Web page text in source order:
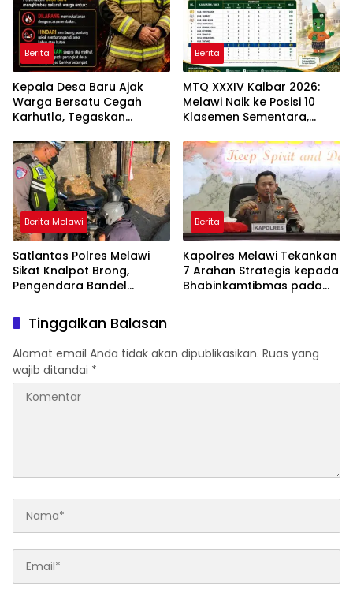
Berita
Kepala Desa Baru Ajak
Warga Bersatu Cegah
Karhutla, Tegaskan
Lahan
Berita
MTQ XXXIV Kalbar 2026:
Melawi Naik ke Posisi 10
Klasemen Sementara,
Peringkat Lebih Baik
Berlanjut
Berita Melawi
Satlantas Polres Melawi
Sikat Knalpot Brong,
Pengendara Bandel
Berita
Kapolres Melawi Tekankan
7 Arahan Strategis kepada
Bhabinkamtibmas pada
Tinggalkan Balasan
Alamat email Anda tidak akan dipublikasikan. Ruas yang
wajib ditandai *